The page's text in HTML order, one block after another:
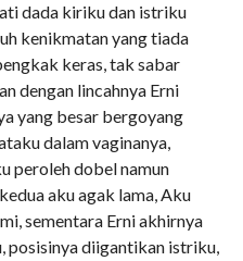
dada kiriku dan istriku
kenikmatan yang tiada
keras, tak sabar
dengan lincahnya Erni
yang besar bergoyang
dalam vaginanya,
peroleh dobel namun
aku agak lama, Aku
sementara Erni akhirnya
posisinya diigantikan istriku,